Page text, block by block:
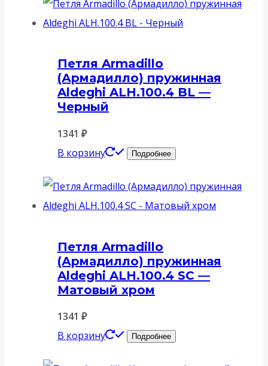
Петля Armadillo
(Армадилло) пружинная
Aldeghi ALH.100.4 BL —
Черный
1341 ₽
В корзину
Подробнее
Петля Armadillo
(Армадилло) пружинная
Aldeghi ALH.100.4 SC —
Матовый хром
1341 ₽
В корзину
Подробнее